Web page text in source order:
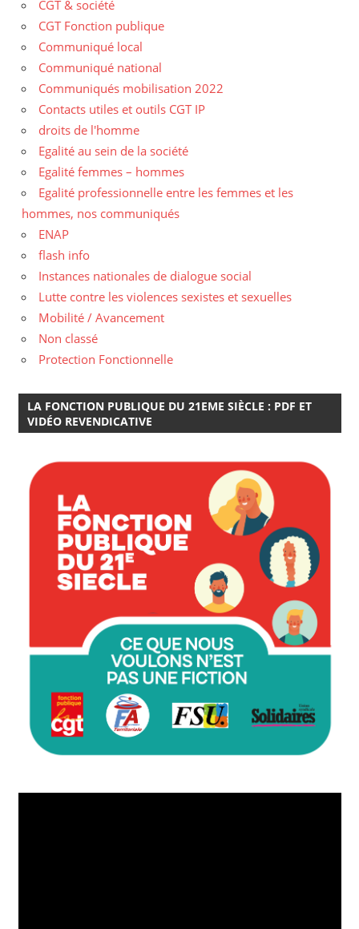
CGT & société
CGT Fonction publique
Communiqué local
Communiqué national
Communiqués mobilisation 2022
Contacts utiles et outils CGT IP
droits de l'homme
Egalité au sein de la société
Egalité femmes – hommes
Egalité professionnelle entre les femmes et les
hommes, nos communiqués
ENAP
flash info
Instances nationales de dialogue social
Lutte contre les violences sexistes et sexuelles
Mobilité / Avancement
Non classé
Protection Fonctionnelle
LA FONCTION PUBLIQUE DU 21EME SIÈCLE : PDF ET
VIDÉO REVENDICATIVE